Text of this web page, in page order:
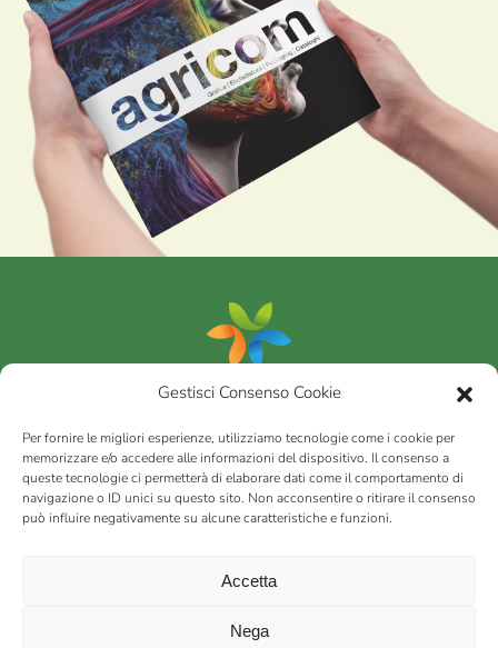
Gestisci Consenso Cookie
Per fornire le migliori esperienze, utilizziamo tecnologie come i cookie per
memorizzare e/o accedere alle informazioni del dispositivo. Il consenso a
queste tecnologie ci permetterà di elaborare dati come il comportamento di
navigazione o ID unici su questo sito. Non acconsentire o ritirare il consenso
può influire negativamente su alcune caratteristiche e funzioni.
Accetta
Nega
Portfolio
AGRICOMs.r.l.
via Montalbano 65 51100 Case Nuove di Masiano (PT) | codice
Int. versato | Repertorio Economico Amministrativo C.C.I.A.A. di
Privacy policy